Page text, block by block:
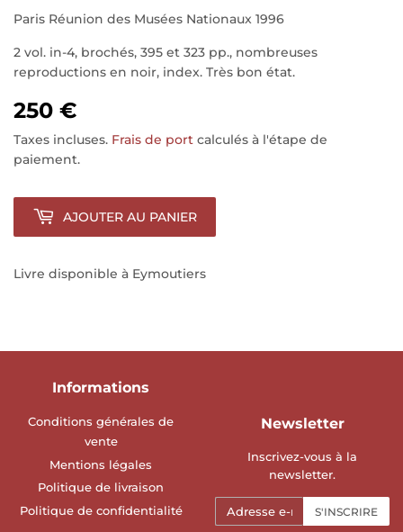
Paris Réunion des Musées Nationaux 1996
2 vol. in-4, brochés, 395 et 323 pp., nombreuses
reproductions en noir, index. Très bon état.
250 €
Taxes incluses. Frais de port calculés à l'étape de
paiement.
AJOUTER AU PANIER
Livre disponible à Eymoutiers
Informations
Conditions générales de
vente
Mentions légales
Politique de livraison
Politique de confidentialité
Newsletter
Inscrivez-vous à la
newsletter.
mails
S'INSCRIRE